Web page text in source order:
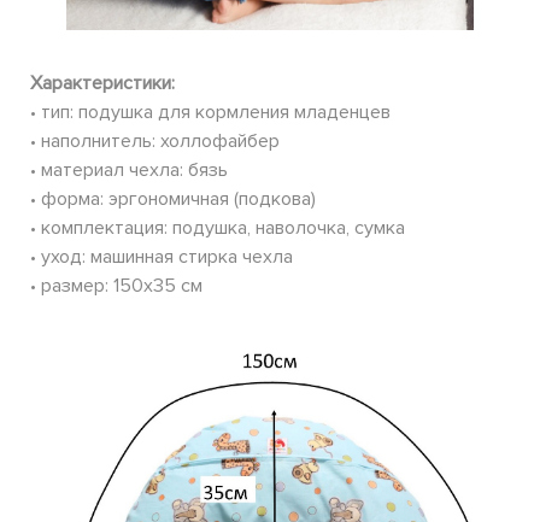
Характеристики:
• тип: подушка для кормления младенцев
• наполнитель: холлофайбер
• материал чехла: бязь
• форма: эргономичная (подкова)
• комплектация: подушка, наволочка, сумка
• уход: машинная стирка чехла
• размер: 150х35 см